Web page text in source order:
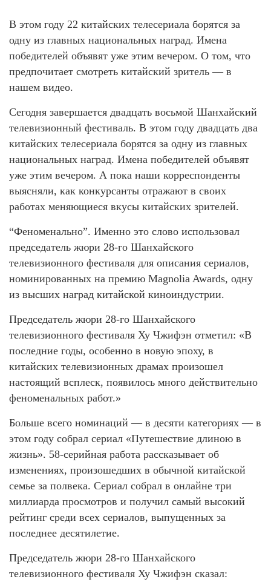
В этом году 22 китайских телесериала борятся за
одну из главных национальных наград. Имена
победителей объявят уже этим вечером. О том, что
предпочитает смотреть китайский зритель — в
нашем видео.
Сегодня завершается двадцать восьмой Шанхайский
телевизионный фестиваль. В этом году двадцать два
китайских телесериала борятся за одну из главных
национальных наград. Имена победителей объявят
уже этим вечером. А пока наши корреспонденты
выясняли, как конкурсанты отражают в своих
работах меняющиеся вкусы китайских зрителей.
“Феноменально”. Именно это слово использовал
председатель жюри 28-го Шанхайского
телевизионного фестиваля для описания сериалов,
номинированных на премию Magnolia Awards, одну
из высших наград китайской киноиндустрии.
Председатель жюри 28-го Шанхайского
телевизионного фестиваля Ху Чжифэн отметил: «В
последние годы, особенно в новую эпоху, в
китайских телевизионных драмах произошел
настоящий всплеск, появилось много действительно
феноменальных работ.»
Больше всего номинаций — в десяти категориях — в
этом году собрал сериал «Путешествие длиною в
жизнь». 58-серийная работа рассказывает об
изменениях, произошедших в обычной китайской
семье за полвека. Сериал собрал в онлайне три
миллиарда просмотров и получил самый высокий
рейтинг среди всех сериалов, выпущенных за
последнее десятилетие.
Председатель жюри 28-го Шанхайского
телевизионного фестиваля Ху Чжифэн сказал: